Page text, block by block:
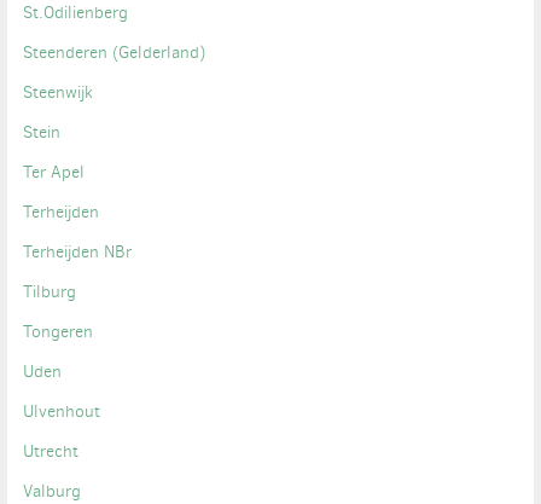
St.Odilienberg
Steenderen (Gelderland)
Steenwijk
Stein
Ter Apel
Terheijden
Terheijden NBr
Tilburg
Tongeren
Uden
Ulvenhout
Utrecht
Valburg